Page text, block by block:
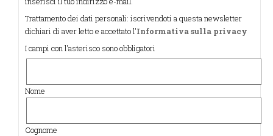
Trattamento dei dati personali: iscrivendoti a questa newsletter
dichiari di aver letto e accettato l'Informativa sulla privacy
I campi con l'asterisco sono obbligatori
Nome
Cognome